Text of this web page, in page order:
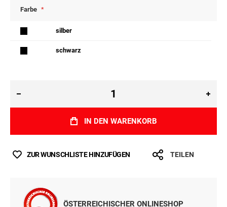
Farbe
silber
schwarz
IN DEN WARENKORB
ZUR WUNSCHLISTE HINZUFÜGEN TEILEN
ÖSTERREICHISCHER ONLINESHOP